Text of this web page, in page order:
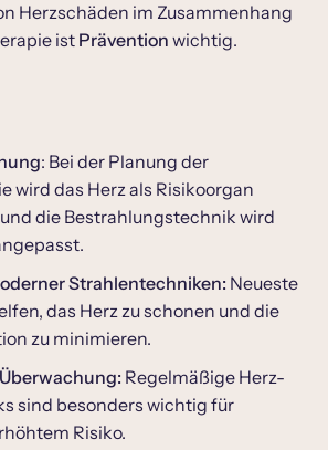
Herzschäden im Zusammenhang
ist Prävention wichtig.
: Bei der Planung der
wird das Herz als Risikoorgan
die Bestrahlungstechnik wird
Strahlentechniken: Neueste
das Herz zu schonen und die
zu minimieren.
Regelmäßige Herz-
sind besonders wichtig für
Risiko.